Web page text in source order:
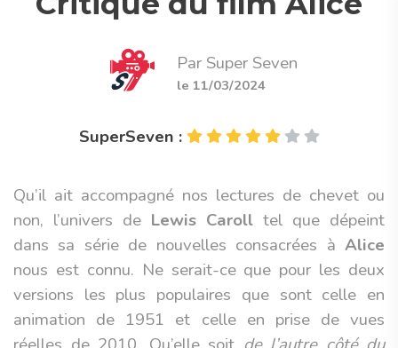
Par Super Seven
le 11/03/2024
SuperSeven :
Qu’il ait accompagné nos lectures de chevet ou
non, l’univers de Lewis Caroll tel que dépeint
dans sa série de nouvelles consacrées à Alice
nous est connu. Ne serait-ce que pour les deux
versions les plus populaires que sont celle en
animation de 1951 et celle en prise de vues